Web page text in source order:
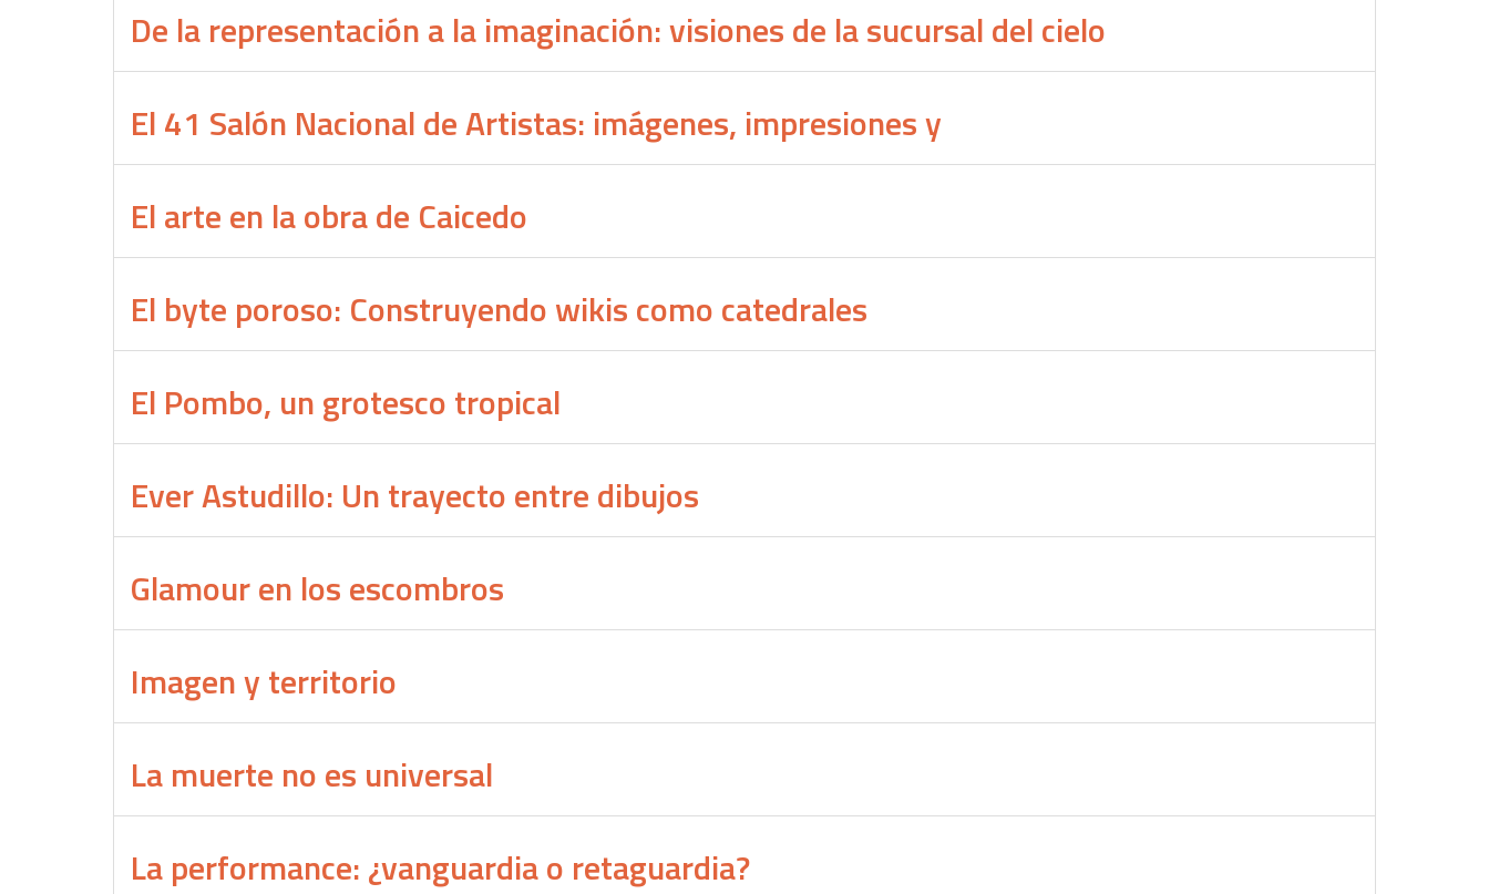
De la representación a la imaginación: visiones de la sucursal del cielo
El 41 Salón Nacional de Artistas: imágenes, impresiones y
El arte en la obra de Caicedo
El byte poroso: Construyendo wikis como catedrales
El Pombo, un grotesco tropical
Ever Astudillo: Un trayecto entre dibujos
Glamour en los escombros
Imagen y territorio
La muerte no es universal
La performance: ¿vanguardia o retaguardia?